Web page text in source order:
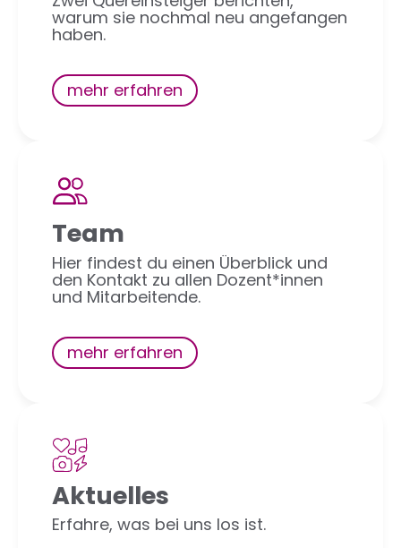
warum sie nochmal neu angefangen
haben.
mehr erfahren
Team
Hier findest du einen Überblick und
den Kontakt zu allen Dozent*innen
und Mitarbeitende.
mehr erfahren
Aktuelles
Erfahre, was bei uns los ist.